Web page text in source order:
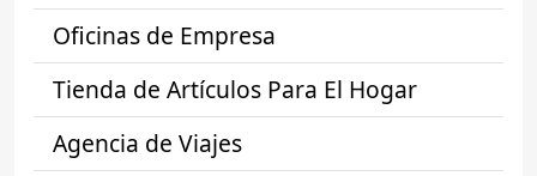
Oficinas de Empresa
Tienda de Artículos Para El Hogar
Agencia de Viajes